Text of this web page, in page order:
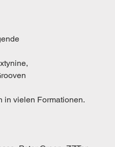
in vielen Formationen.